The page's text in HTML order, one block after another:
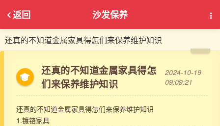
返回 沙发保养
还真的不知道金属家具得怎们来保养维护知识
还真的不知道金属家具得怎
们来保养维护知识
2024-10-19
09:09:21
还真的不知道金属家具得怎们来保养维护知识
1.镀铬家具